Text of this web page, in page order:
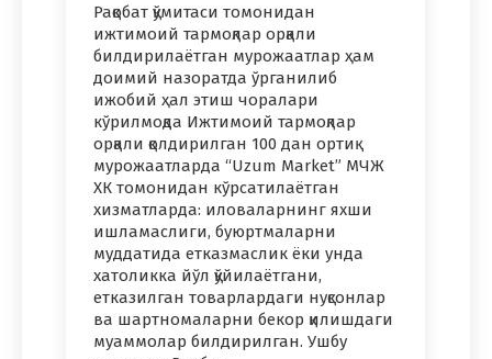
Рақобат қўмитаси томонидан
ижтимоий тармоқлар орқали
билдирилаётган мурожаатлар ҳам
доимий назоратда ўрганилиб
ижобий ҳал этиш чоралари
кўрилмоқда Ижтимоий тармоқлар
орқали қолдирилган 100 дан ортиқ
мурожаатларда “Uzum Market” МЧЖ
ХК томонидан кўрсатилаётган
хизматларда: иловаларнинг яхши
ишламаслиги, буюртмаларни
муддатида етказмаслик ёки унда
хатоликка йўл қўйилаётгани,
етказилган товарлардаги нуқсонлар
ва шартномаларни бекор қилишдаги
муаммолар билдирилган. Ушбу